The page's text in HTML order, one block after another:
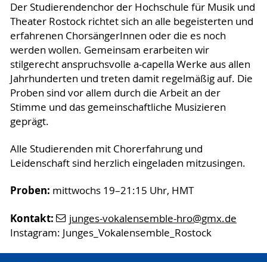
Der Studierendenchor der Hochschule für Musik und
Theater Rostock richtet sich an alle begeisterten und
erfahrenen ChorsängerInnen oder die es noch
werden wollen. Gemeinsam erarbeiten wir
stilgerecht anspruchsvolle a-capella Werke aus allen
Jahrhunderten und treten damit regelmäßig auf. Die
Proben sind vor allem durch die Arbeit an der
Stimme und das gemeinschaftliche Musizieren
geprägt.
Alle Studierenden mit Chorerfahrung und
Leidenschaft sind herzlich eingeladen mitzusingen.
Proben: mittwochs 19–21:15 Uhr, HMT
Kontakt: junges-vokalensemble-hro@gmx.de
Instagram: Junges_Vokalensemble_Rostock